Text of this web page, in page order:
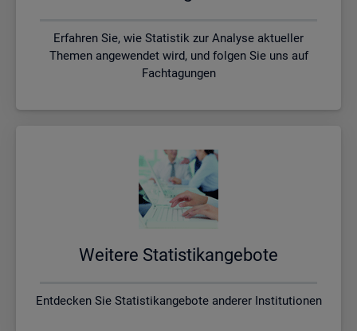
Erfahren Sie, wie Statistik zur Analyse aktueller
Themen angewendet wird, und folgen Sie uns auf
Fachtagungen
Wei­te­re Sta­tis­tik­an­ge­bo­te
Entdecken Sie Statistikangebote anderer Institutionen